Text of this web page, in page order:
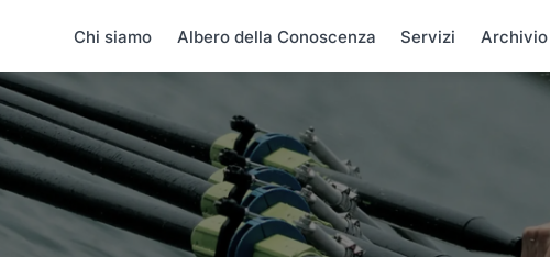
Chi siamo Albero della Conoscenza Servizi Archivio